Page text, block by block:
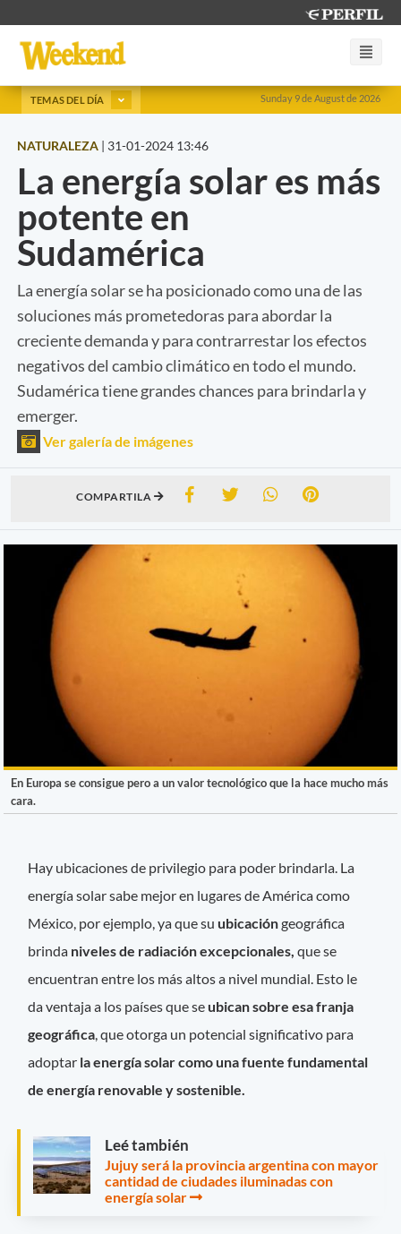
Sunday 9 de August de 2026
TEMAS DEL DÍA
NATURALEZA | 31-01-2024 13:46
La energía solar es más
potente en
Sudamérica
La energía solar se ha posicionado como una de las
soluciones más prometedoras para abordar la
creciente demanda y para contrarrestar los efectos
negativos del cambio climático en todo el mundo.
Sudamérica tiene grandes chances para brindarla y
emerger.
Ver galería de imágenes
COMPARTILA
En Europa se consigue pero a un valor tecnológico que la hace mucho más
cara.
Hay ubicaciones de privilegio para poder brindarla. La
energía solar sabe mejor en lugares de América como
México, por ejemplo, ya que su ubicacióngeográfica
brinda niveles de radiación excepcionales, que se
encuentran entre los más altos a nivel mundial. Esto le
da ventaja a los países que se ubican sobre esa franja
geográfica , que otorga un potencial significativo para
adoptar la energía solar como una fuente fundamental
de energía renovable y sostenible.
Leé también
Jujuy será la provincia argentina con mayor
cantidad de ciudades iluminadas con
energía solar